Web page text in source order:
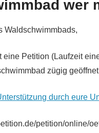
wer
Waldschwimmbads,
eine Petition (Laufzeit
zügig
durch eure
petition/online/